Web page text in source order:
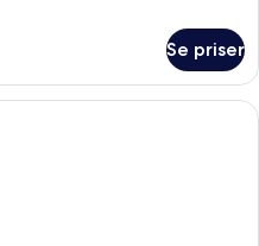
Se priser
Minibar, safe på rommet, skrivebord